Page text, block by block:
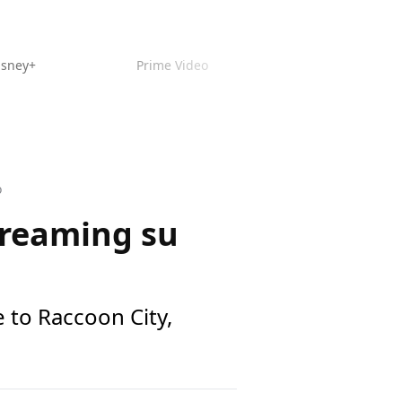
Prime Video
su
Raccoon City,